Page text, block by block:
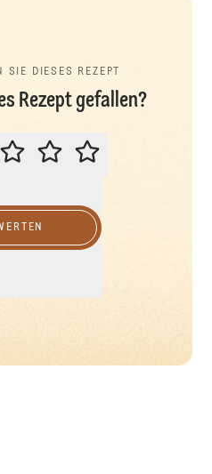
SIE DIESES REZEPT
Rezept gefallen?
BITTE BEWERTEN SIE DIESES